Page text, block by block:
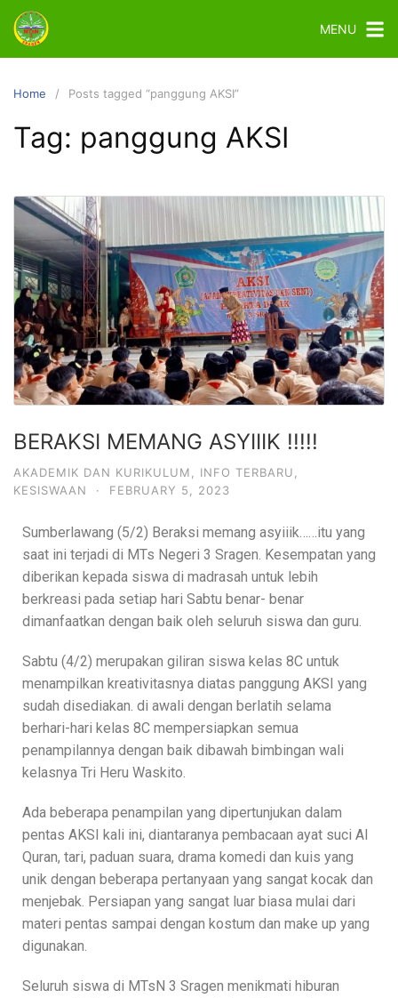
MENU
Home Posts tagged “panggung AKSI”
Tag: panggung AKSI
BERAKSI MEMANG ASYIIIK !!!!!
AKADEMIK DAN KURIKULUM INFO TERBARU
KESISWAAN
· FEBRUARY 5, 2023
Sumberlawang (5/2) Beraksi memang asyiiik……itu yang
saat ini terjadi di MTs Negeri 3 Sragen. Kesempatan yang
diberikan kepada siswa di madrasah untuk lebih
berkreasi pada setiap hari Sabtu benar- benar
dimanfaatkan dengan baik oleh seluruh siswa dan guru.
Sabtu (4/2) merupakan giliran siswa kelas 8C untuk
menampilkan kreativitasnya diatas panggung AKSI yang
sudah disediakan. di awali dengan berlatih selama
berhari-hari kelas 8C mempersiapkan semua
penampilannya dengan baik dibawah bimbingan wali
kelasnya Tri Heru Waskito.
Ada beberapa penampilan yang dipertunjukan dalam
pentas AKSI kali ini, diantaranya pembacaan ayat suci Al
Quran, tari, paduan suara, drama komedi dan kuis yang
unik dengan beberapa pertanyaan yang sangat kocak dan
menjebak. Persiapan yang sangat luar biasa mulai dari
materi pentas sampai dengan kostum dan make up yang
digunakan.
Seluruh siswa di MTsN 3 Sragen menikmati hiburan